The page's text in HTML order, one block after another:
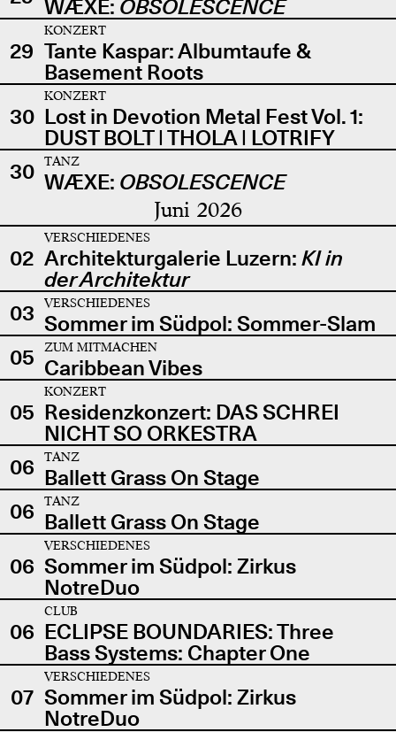
WÆXE: OBSOLESCENCE
29
KONZERT
Tante Kaspar: Albumtaufe &
Basement Roots
30
KONZERT
Lost in Devotion Metal Fest Vol. 1:
DUST BOLT | THOLA | LOTRIFY
30
TANZ
WÆXE: OBSOLESCENCE
Juni 2026
02
VERSCHIEDENES
Architekturgalerie Luzern: KI in
der Architektur
03
VERSCHIEDENES
Sommer im Südpol: Sommer-Slam
05
ZUM MITMACHEN
Caribbean Vibes
05
KONZERT
Residenzkonzert: DAS SCHREI
NICHT SO ORKESTRA
06
TANZ
Ballett Grass On Stage
06
TANZ
Ballett Grass On Stage
06
VERSCHIEDENES
Sommer im Südpol: Zirkus
NotreDuo
06
CLUB
ECLIPSE BOUNDARIES: Three
Bass Systems: Chapter One
07
VERSCHIEDENES
Sommer im Südpol: Zirkus
NotreDuo